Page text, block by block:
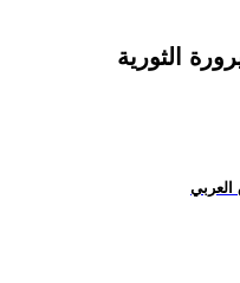
الثورية
العربي